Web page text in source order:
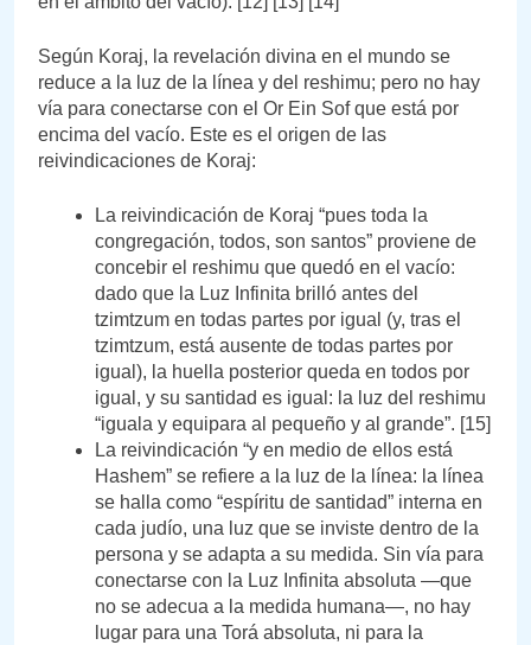
Según Koraj, la revelación divina en el mundo se
reduce a la luz de la línea y del reshimu; pero no hay
vía para conectarse con el Or Ein Sof que está por
encima del vacío. Este es el origen de las
reivindicaciones de Koraj:
La reivindicación de Koraj “pues toda la
congregación, todos, son santos” proviene de
concebir el reshimu que quedó en el vacío:
dado que la Luz Infinita brilló antes del
tzimtzum en todas partes por igual (y, tras el
tzimtzum, está ausente de todas partes por
igual), la huella posterior queda en todos por
igual, y su santidad es igual: la luz del reshimu
“iguala y equipara al pequeño y al grande”. [15]
La reivindicación “y en medio de ellos está
Hashem” se refiere a la luz de la línea: la línea
se halla como “espíritu de santidad” interna en
cada judío, una luz que se inviste dentro de la
persona y se adapta a su medida. Sin vía para
conectarse con la Luz Infinita absoluta —que
no se adecua a la medida humana—, no hay
lugar para una Torá absoluta, ni para la